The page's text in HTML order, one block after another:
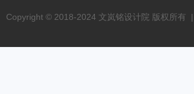
Copyright © 2018-2024 文岚铭设计院 版权所有 |